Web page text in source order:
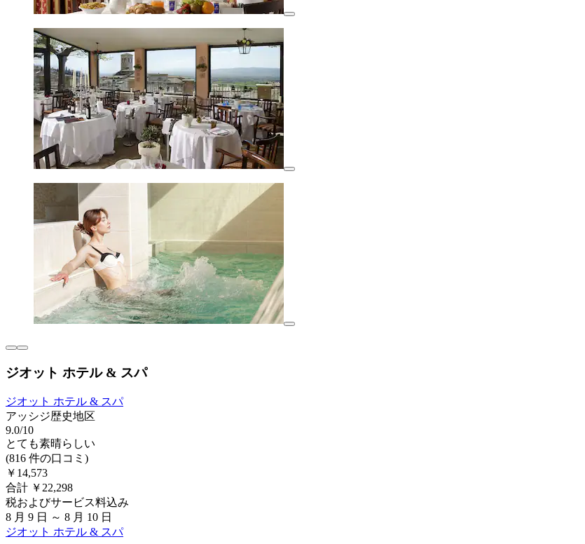
ジオット ホテル & スパ
ジオット ホテル & スパ
アッシジ歴史地区
9.0/10
とても素晴らしい
(816 件の口コミ)
￥14,573
合計 ￥22,298
税およびサービス料込み
8 月 9 日 ～ 8 月 10 日
ジオット ホテル & スパ